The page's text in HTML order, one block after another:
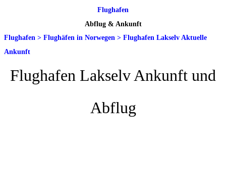
Flughafen
Abflug & Ankunft
Flughafen > Flughäfen in Norwegen > Flughafen Lakselv Aktuelle
Ankunft
Flughafen Lakselv Ankunft und
Abflug